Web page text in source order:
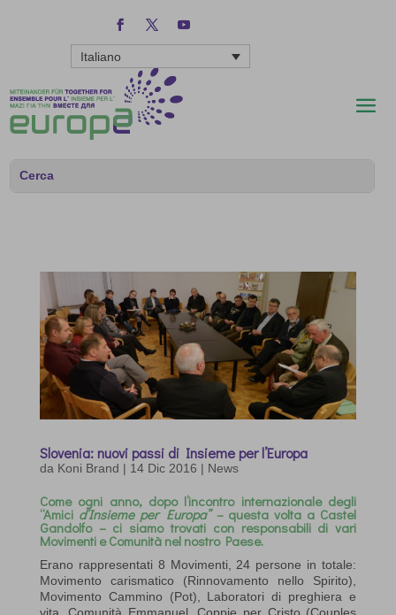
Italiano
Slovenia: nuovi passi di Insieme per l’Europa
da Koni Brand | 14 Dic 2016 | News
Come ogni anno, dopo l’incontro internazionale degli
“Amici d’Insieme per Europa” – questa volta a Castel
Gandolfo – ci siamo trovati con responsabili di vari
Movimenti e Comunità nel nostro Paese.
Erano rappresentati 8 Movimenti, 24 persone in totale:
Movimento carismatico (Rinnovamento nello Spirito),
Movimento Cammino (Pot), Laboratori di preghiera e